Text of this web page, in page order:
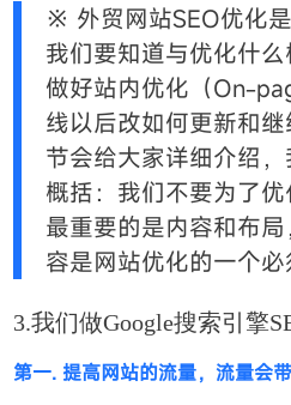
※ 外贸网站SEO优化
我们要知道与优化什
做好站内优化（On-
线以后改如何更新和
节会给大家详细介绍
概括：我们不要为了
最重要的是内容和布
容是网站优化的一个必
3.我们做Google搜索引擎
第一. 提高网站的流量，流量会